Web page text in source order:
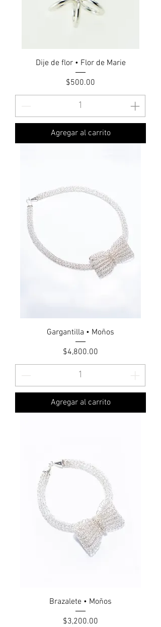
Dije de flor • Flor de Marie
Precio
$500.00
Agregar al carrito
Gargantilla • Moños
Precio
$4,800.00
Agregar al carrito
Brazalete • Moños
Precio
$3,200.00